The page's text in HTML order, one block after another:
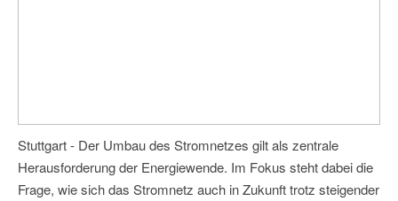
Stuttgart - Der Umbau des Stromnetzes gilt als zentrale
Herausforderung der Energiewende. Im Fokus steht dabei die
Frage, wie sich das Stromnetz auch in Zukunft trotz steigender